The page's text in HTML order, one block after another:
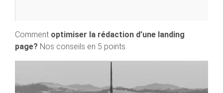
Comment optimiser la rédaction d’une landing
page? Nos conseils en 5 points.